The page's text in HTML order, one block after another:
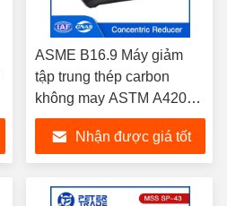
ASME B16.9 Máy giảm
tập trung thép carbon
không may ASTM A420
WPL6 WPL9 cho ngành
hóa học và hóa dầu
Nhận được giá tốt